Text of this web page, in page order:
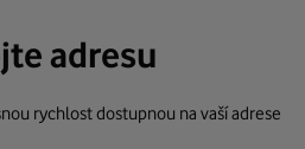
adresu
rychlost dostupnou na vaší adrese